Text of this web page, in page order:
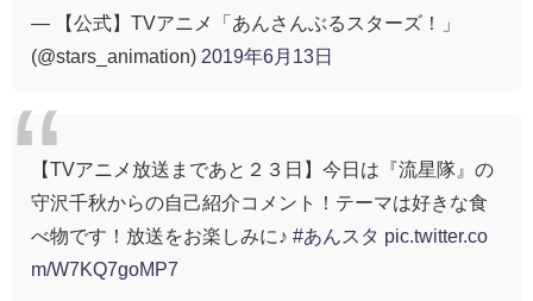
— 【公式】TVアニメ「あんさんぶるスターズ！」
(@stars_animation) 2019年6月13日
【TVアニメ放送まであと２３日】今日は『流星隊』の
守沢千秋からの自己紹介コメント！テーマは好きな食
べ物です！放送をお楽しみに♪ #あんスタ pic.twitter.co
m/W7KQ7goMP7